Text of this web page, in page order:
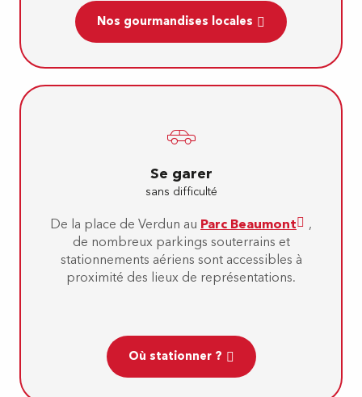
Nos gourmandises locales
Se garer
sans difficulté
De la place de Verdun au Parc Beaumont
,
de nombreux parkings souterrains et
stationnements aériens sont accessibles à
proximité des lieux de représentations.
Où stationner ?